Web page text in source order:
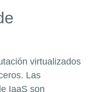
virtualizados
Las
IaaS son